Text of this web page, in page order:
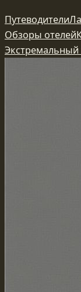
к
содержимому
Путеводители
Обзоры отелей
Экстремальный